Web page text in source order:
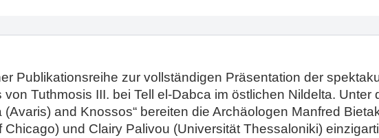
Publikationsreihe zur vollständigen Präsentation der
Tuthmosis III. bei Tell el-Dabca im östlichen Nildelta. Unter
(Avaris) and Knossos“ bereiten die Archäologen Manfred
und Clairy Palivou (Universität Thessaloniki)